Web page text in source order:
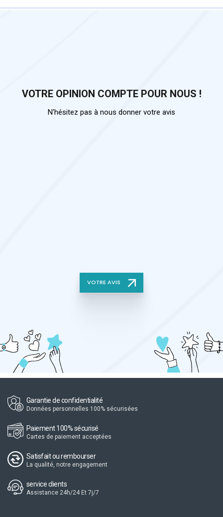
VOTRE OPINION COMPTE POUR NOUS !
N'hésitez pas à nous donner votre avis
VOTRE AVIS
Garantie de confidentialité
Données personnelles 100% sécurisées
Paiement 100% sécurisé
Cartes de paiement acceptées
Satisfait ou rembourser
La qualité, notre engagement
service clients
Assistance 24h/24 Et 7j/7